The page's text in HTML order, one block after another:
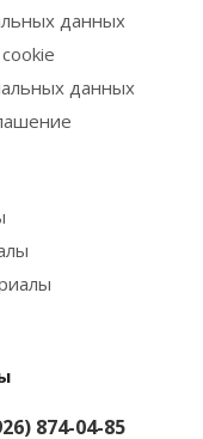
данных
данных
874-04-85